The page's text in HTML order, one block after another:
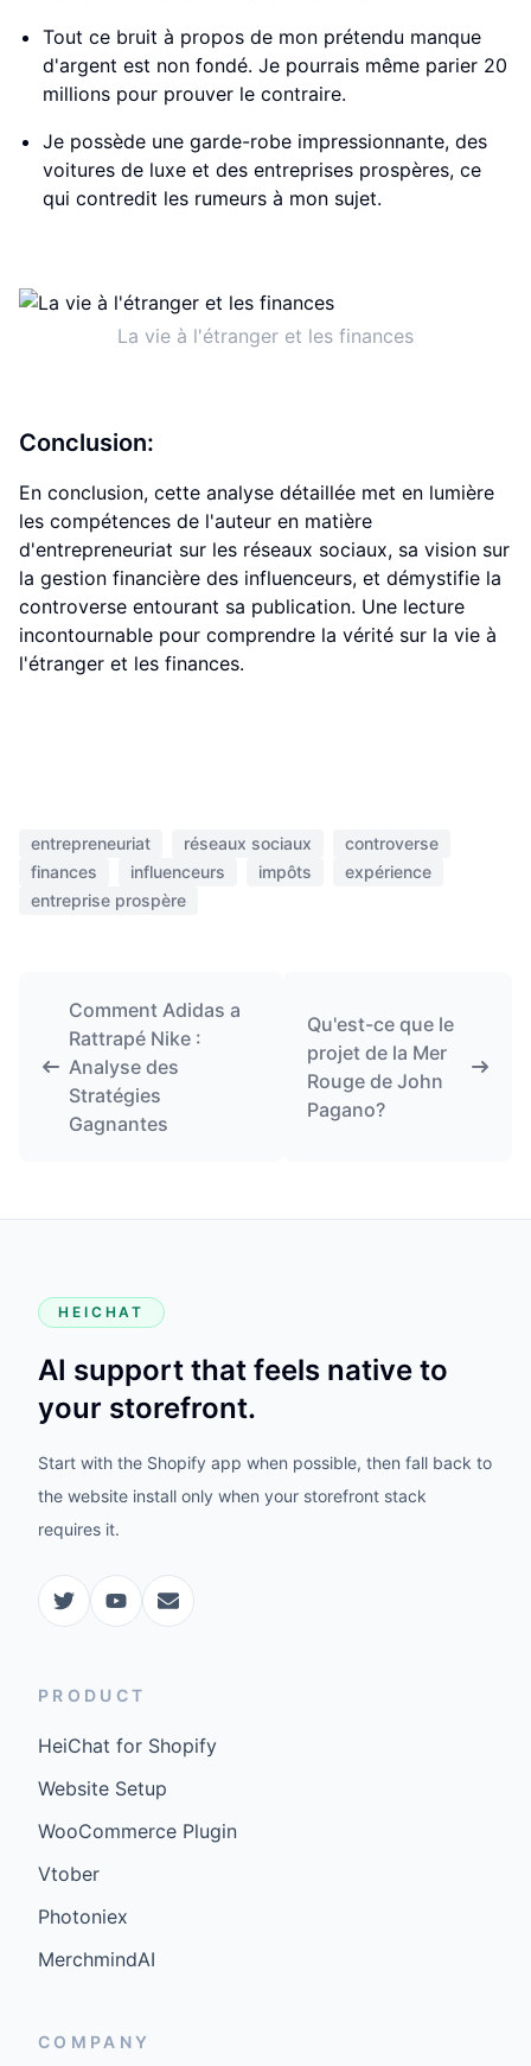
Tout ce bruit à propos de mon prétendu manque
d'argent est non fondé. Je pourrais même parier 20
millions pour prouver le contraire.
Je possède une garde-robe impressionnante, des
voitures de luxe et des entreprises prospères, ce
qui contredit les rumeurs à mon sujet.
La vie à l'étranger et les finances
Conclusion:
En conclusion, cette analyse détaillée met en lumière
les compétences de l'auteur en matière
d'entrepreneuriat sur les réseaux sociaux, sa vision sur
la gestion financière des influenceurs, et démystifie la
controverse entourant sa publication. Une lecture
incontournable pour comprendre la vérité sur la vie à
l'étranger et les finances.
entrepreneuriat réseaux sociaux
controverse
finances
influenceurs impôts
expérience
entreprise prospère
Comment Adidas a
Rattrapé Nike :
Analyse des
Stratégies
Gagnantes
Qu'est-ce que le
projet de la Mer
Rouge de John
Pagano?
HEICHAT
AI support that feels native to
your storefront.
Start with the Shopify app when possible, then fall back to
the website install only when your storefront stack
requires it.
PRODUCT
HeiChat for Shopify
Website Setup
WooCommerce Plugin
Vtober
Photoniex
MerchmindAI
COMPANY